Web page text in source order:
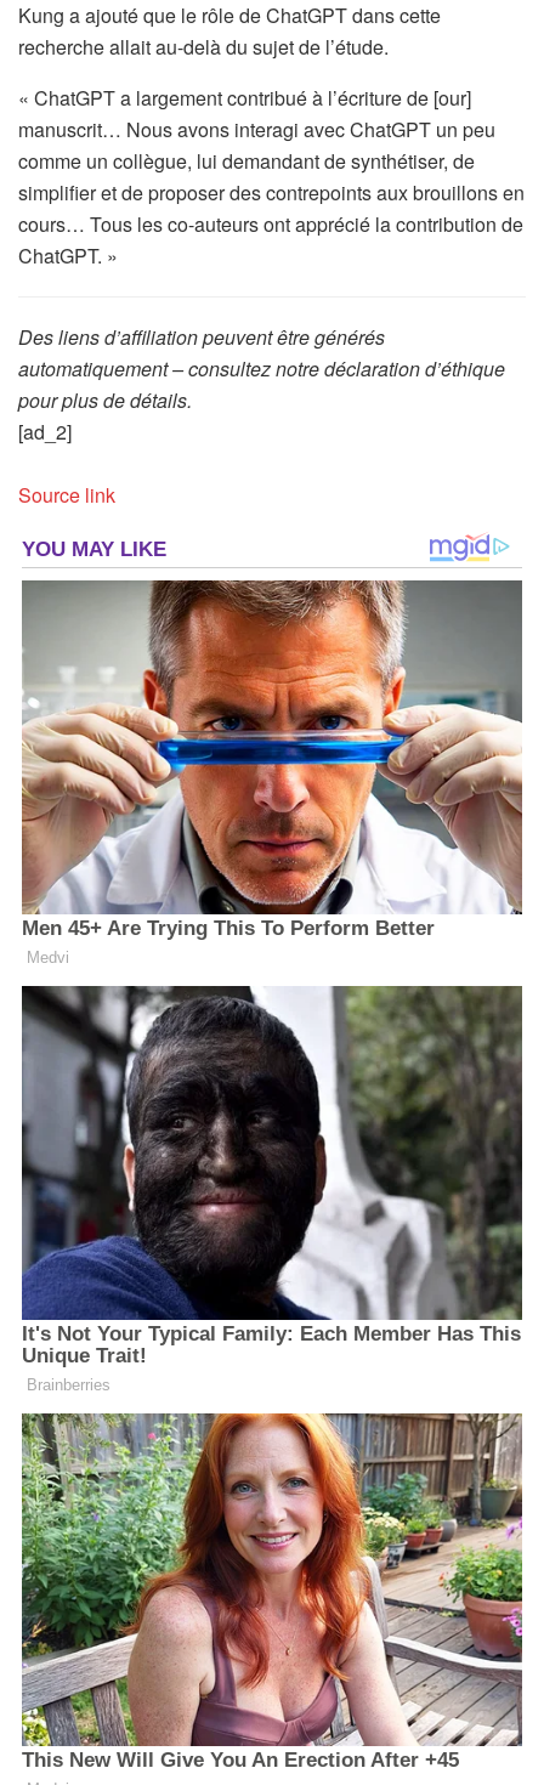
Kung a ajouté que le rôle de ChatGPT dans cette
recherche allait au-delà du sujet de l’étude.
« ChatGPT a largement contribué à l’écriture de [our]
manuscrit… Nous avons interagi avec ChatGPT un peu
comme un collègue, lui demandant de synthétiser, de
simplifier et de proposer des contrepoints aux brouillons en
cours… Tous les co-auteurs ont apprécié la contribution de
ChatGPT. »
Des liens d’affiliation peuvent être générés
automatiquement – consultez notre déclaration d’éthique
pour plus de détails.
[ad_2]
Source link